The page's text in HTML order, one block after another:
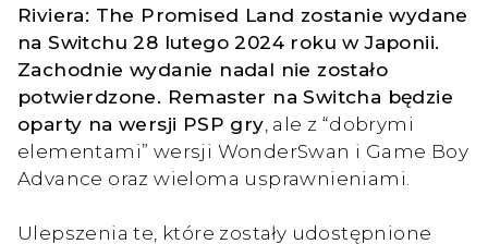
Riviera: The Promised Land zostanie wydane
na Switchu 28 lutego 2024 roku w Japonii.
Zachodnie wydanie nadal nie zostało
potwierdzone. Remaster na Switcha będzie
oparty na wersji PSP gry , ale z “dobrymi
elementami” wersji WonderSwan i Game Boy
Advance oraz wieloma usprawnieniami.
Ulepszenia te, które zostały udostępnione